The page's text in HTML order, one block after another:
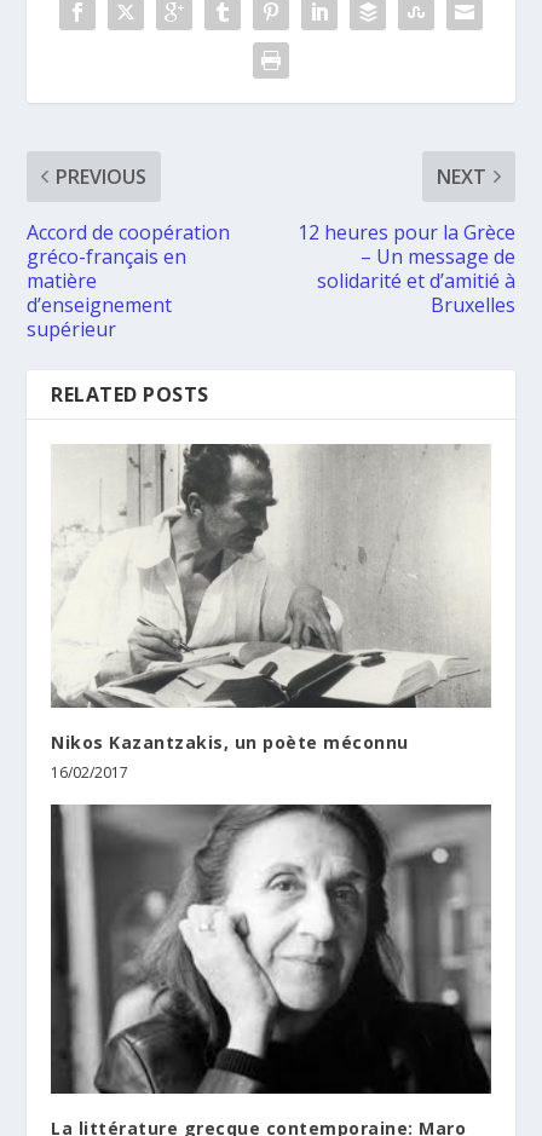
PREVIOUS
Accord de coopération
gréco-français en
matière
d’enseignement
supérieur
NEXT
12 heures pour la Grèce
– Un message de
solidarité et d’amitié à
Bruxelles
RELATED POSTS
Nikos Kazantzakis, un poète méconnu
16/02/2017
La littérature grecque contemporaine: Maro